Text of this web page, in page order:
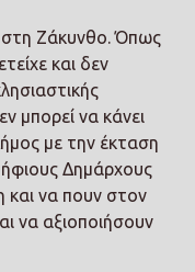
στη Ζάκυνθο. Όπως
και δεν
μπορεί να κάνει
με την έκταση
Δημάρχους
να πουν στον
να αξιοποιήσουν